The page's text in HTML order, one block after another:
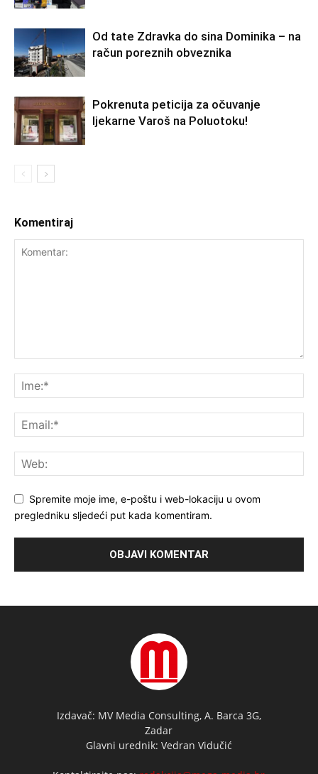
Od tate Zdravka do sina Dominika – na
račun poreznih obveznika
Pokrenuta peticija za očuvanje
ljekarne Varoš na Poluotoku!
Komentiraj
Spremite moje ime, e-poštu i web-lokaciju u ovom
pregledniku sljedeći put kada komentiram.
Izdavač: MV Media Consulting, A. Barca 3G,
Zadar
Glavni urednik: Vedran Vidučić